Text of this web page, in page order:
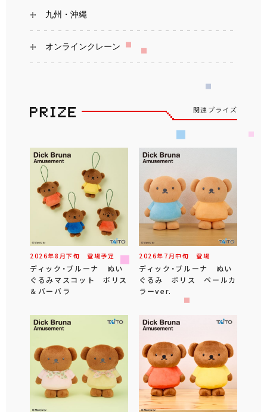
九州・沖縄
オンラインクレーン
関連プライズ
2026年8 月下旬 登場予定
ディック・ブルーナ ぬい
ぐるみマスコット ボリス
＆バーバラ
2026年 7 月中旬 登場
ディック・ブルーナ ぬい
ぐるみ ボリス ペールカ
ラーver.